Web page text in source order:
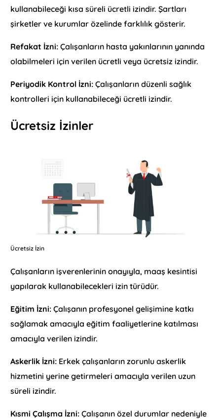
kullanabileceği kısa süreli ücretli izindir. Şartları
şirketler ve kurumlar özelinde farklılık gösterir.
Refakat İzni:Çalışanların hasta yakınlarının yanında
olabilmeleri için verilen ücretli veya ücretsiz izindir.
Periyodik Kontrol İzni: Çalışanların düzenli sağlık
kontrolleri için kullanabileceği ücretli izindir.
Ücretsiz İzinler
Ücretsiz İzin
Çalışanların işverenlerinin onayıyla, maaş kesintisi
yapılarak kullanabilecekleri izin türüdür.
Eğitim İzni: Çalışanın profesyonel gelişimine katkı
sağlamak amacıyla eğitim faaliyetlerine katılması
amacıyla verilen izindir.
Askerlik İzni: Erkek çalışanların zorunlu askerlik
hizmetini yerine getirmeleri amacıyla verilen uzun
süreli izindir.
Kısmi Çalışma İzni:Çalışanın özel durumlar nedeniyle